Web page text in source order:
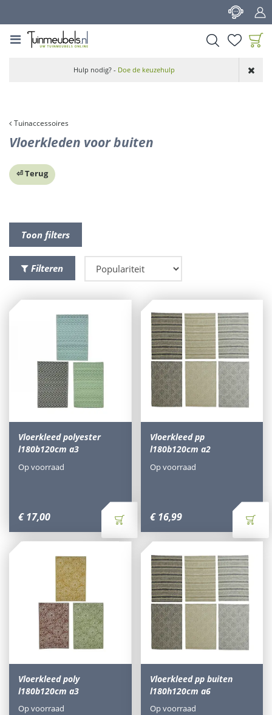
Tuinaccessoires
aan wensenlijst
Hulp nodig? - Doe de keuzehulp
Vloerkleden voor buiten
⏎ Terug
Toon filters
Filteren
Vloerkleed polyester
l180b120cm a3
€ 17,00
Op voorraad
Vloerkleed pp
l180b120cm a2
€ 16,99
Op voorraad
Vloerkleed poly
l180b120cm a3
Op voorraad
Vloerkleed pp buiten
l180h120cm a6
Op voorraad